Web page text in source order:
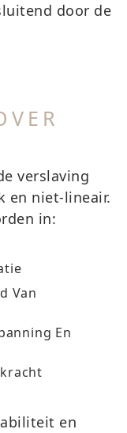
door de
verslaving
en niet-lineair.
in:
Van
En
en